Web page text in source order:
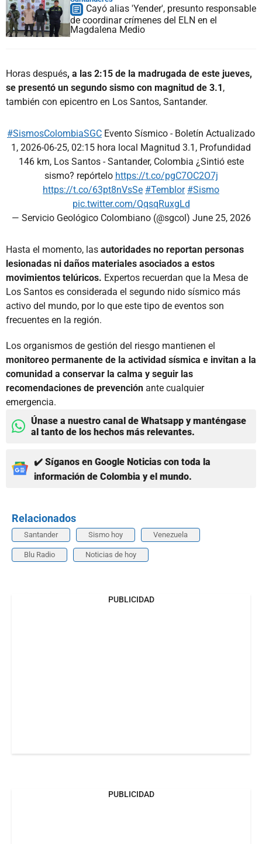
Cayó alias 'Yender', presunto responsable
de coordinar crímenes del ELN en el
Magdalena Medio
Horas después, a las 2:15 de la madrugada de este jueves,
se presentó un segundo sismo con magnitud de 3.1,
también con epicentro en Los Santos, Santander.
#SismosColombiaSGC Evento Sísmico - Boletín Actualizado
1, 2026-06-25, 02:15 hora local Magnitud 3.1, Profundidad
146 km, Los Santos - Santander, Colombia ¿Sintió este
sismo? repórtelo https://t.co/pgC7OC2O7j
https://t.co/63pt8nVsSe #Temblor #Sismo
pic.twitter.com/QqsqRuxgLd
— Servicio Geológico Colombiano (@sgcol) June 25, 2026
Hasta el momento, las autoridades no reportan personas
lesionadas ni daños materiales asociados a estos
movimientos telúricos. Expertos recuerdan que la Mesa de
Los Santos es considerada el segundo nido sísmico más
activo del mundo, por lo que este tipo de eventos son
frecuentes en la región.
Los organismos de gestión del riesgo mantienen el
monitoreo permanente de la actividad sísmica e invitan a la
comunidad a conservar la calma y seguir las
recomendaciones de prevención ante cualquier
emergencia.
Únase a nuestro canal de Whatsapp y manténgase
al tanto de los hechos más relevantes.
✔️ Síganos en Google Noticias con toda la
información de Colombia y el mundo.
Relacionados
Santander Sismo hoy Venezuela
Blu Radio Noticias de hoy
PUBLICIDAD
PUBLICIDAD